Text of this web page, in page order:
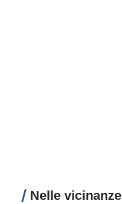
Nelle vicinanze